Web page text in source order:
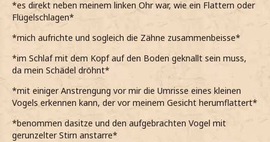
und vielleicht, eventuell, etwas Tageslicht hier
hineingelangt*
*es direkt neben meinem linken Ohr war, wie ein Flattern oder
Flügelschlagen*
*mich aufrichte und sogleich die Zähne zusammenbeisse*
*im Schlaf mit dem Kopf auf den Boden geknallt sein muss,
da mein Schädel dröhnt*
*mit einiger Anstrengung vor mir die Umrisse eines kleinen
Vogels erkennen kann, der vor meinem Gesicht herumflattert*
*benommen dasitze und den aufgebrachten Vogel mit
gerunzelter Stirn anstarre*